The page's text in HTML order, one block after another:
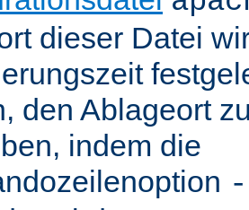
dieser Datei
den Ablageort
indem die